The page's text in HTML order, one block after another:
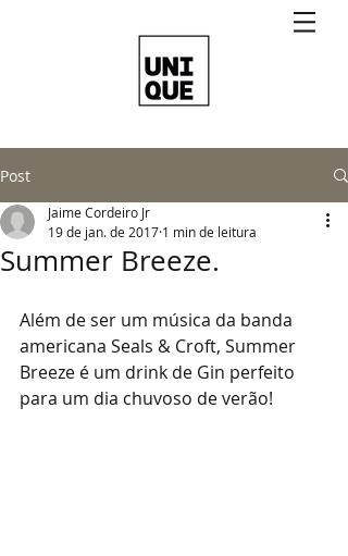
Post
Summer Breeze.
Jaime Cordeiro Jr
19 de jan. de 2017 1 min de leitura
Além de ser um música da banda
americana Seals & Croft, Summer
Breeze é um drink de Gin perfeito
para um dia chuvoso de verão!